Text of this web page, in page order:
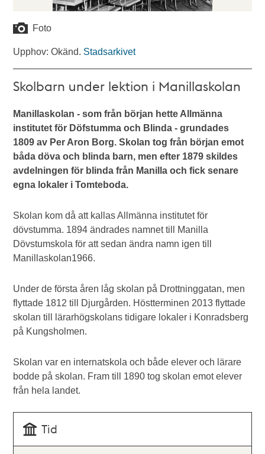
Foto
Upphov: Okänd. Stadsarkivet
Skolbarn under lektion i Manillaskolan
Manillaskolan - som från början hette Allmänna
institutet för Döfstumma och Blinda - grundades
1809 av Per Aron Borg. Skolan tog från början emot
båda döva och blinda barn, men efter 1879 skildes
avdelningen för blinda från Manilla och fick senare
egna lokaler i Tomteboda.
Skolan kom då att kallas Allmänna institutet för
dövstumma. 1894 ändrades namnet till Manilla
Dövstumskola för att sedan ändra namn igen till
Manillaskolan1966.
Under de första åren låg skolan på Drottninggatan, men
flyttade 1812 till Djurgården. Höstterminen 2013 flyttade
skolan till lärarhögskolans tidigare lokaler i Konradsberg
på Kungsholmen.
Skolan var en internatskola och både elever och lärare
bodde på skolan. Fram till 1890 tog skolan emot elever
från hela landet.
Tid